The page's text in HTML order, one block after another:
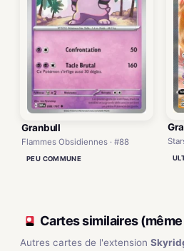
Granbull
Flammes Obsidiennes · #88
PEU COMMUNE
Cartes similaires
Autres cartes de l'extension